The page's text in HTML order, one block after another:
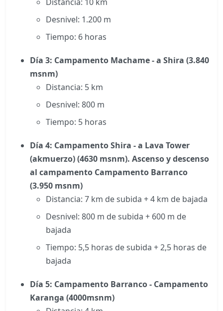
Desnivel: 1.200 m
Tiempo: 6 horas
Día 3: Campamento Machame - a Shira (3.840
msnm)
Distancia: 5 km
Desnivel: 800 m
Tiempo: 5 horas
Día 4: Campamento Shira - a Lava Tower
(akmuerzo) (4630 msnm). Ascenso y descenso
al campamento Campamento Barranco
(3.950 msnm)
Distancia: 7 km de subida + 4 km de bajada
Desnivel: 800 m de subida + 600 m de
bajada
Tiempo: 5,5 horas de subida + 2,5 horas de
bajada
Día 5: Campamento Barranco - Campamento
Karanga (4000msnm)